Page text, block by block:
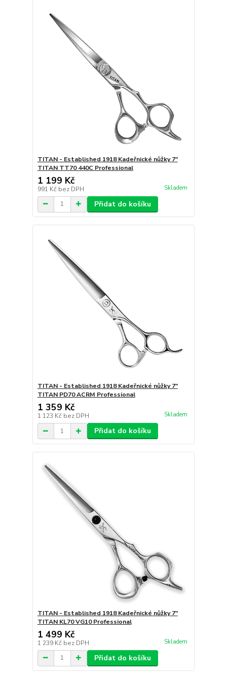
TITAN - Established 1918 Kadeřnické nůžky 7"
TITAN TT70 440C Professional
1 199 Kč
991 Kč bez DPH Skladem
Přidat do košíku
TITAN - Established 1918 Kadeřnické nůžky 7"
TITAN PD70 ACRM Professional
1 359 Kč
1 123 Kč bez DPH Skladem
Přidat do košíku
TITAN - Established 1918 Kadeřnické nůžky 7"
TITAN KL70 VG10 Professional
1 499 Kč
1 239 Kč bez DPH Skladem
Přidat do košíku